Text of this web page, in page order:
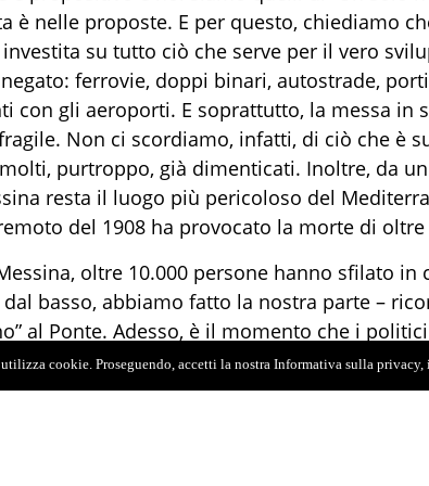
è nelle proposte. E per questo, chiediamo
su tutto ciò che serve per il vero
ferrovie, doppi binari, autostrade,
con gli aeroporti. E soprattutto, la messa in
Non ci scordiamo, infatti, di ciò che è
purtroppo, già dimenticati. Inoltre, da
resta il luogo più pericoloso del
del 1908 ha provocato la morte di oltre
oltre 10.000 persone hanno sfilato in
basso, abbiamo fatto la nostra parte –
al Ponte. Adesso, è il momento che i
fermare questa follia è che tutti i partiti di
i loro uffici legali, per opporsi allo
cookie. Proseguendo, accetti la nostra Informativa sulla